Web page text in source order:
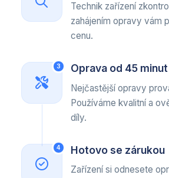
Technik zařízení
zahájením opravy vám
cenu.
3 Oprava od 45 minut
Nejčastější opravy
Používáme kvalitní a
díly.
4 Hotovo se zárukou
Zařízení si odnesete